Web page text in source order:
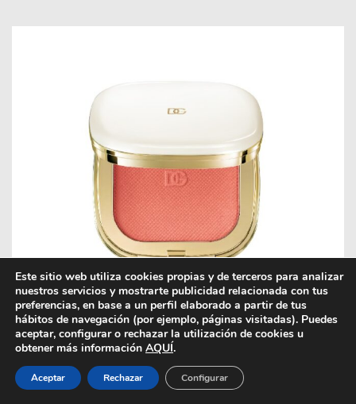
¿Cuál es la clave de esta tendencia de maquillaje que
arrasa en TikTok? Este colorete/sobra que es está
disponible en laweb.
Este sitio web utiliza cookies propias y de terceros para analizar
nuestros servicios y mostrarte publicidad relacionada con tus
preferencias, en base a un perfil elaborado a partir de tus
hábitos de navegación (por ejemplo, páginas visitadas). Puedes
aceptar, configurar o rechazar la utilización de cookies u
obtener más información AQUÍ.
Aceptar Rechazar Configurar